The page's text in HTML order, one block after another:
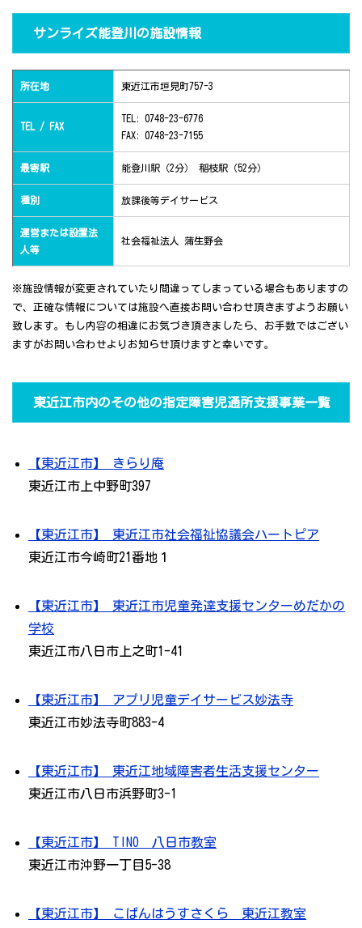
サンライズ能登川の施設情報
所在地 東近江市垣見町757-3
TEL / FAX
TEL: 0748-23-6776
FAX: 0748-23-7155
最寄駅 能登川駅（2分） 稲枝駅（52分）
種別 放課後等デイサービス
運営または設置法
人等
社会福祉法人 蒲生野会
※施設情報が変更されていたり間違ってしまっている場合もありますの
で、正確な情報については施設へ直接お問い合わせ頂きますようお願い
致します。もし内容の相違にお気づき頂きましたら、お手数ではござい
ますがお問い合わせよりお知らせ頂けますと幸いです。
東近江市内のその他の指定障害児通所支援事業一覧
【東近江市】 きらり庵
東近江市上中野町397
【東近江市】 東近江市社会福祉協議会ハートピア
東近江市今崎町21番地１
【東近江市】 東近江市児童発達支援センターめだかの
学校
東近江市八日市上之町1-41
【東近江市】 アプリ児童デイサービス妙法寺
東近江市妙法寺町883-4
【東近江市】 東近江地域障害者生活支援センター
東近江市八日市浜野町3-1
【東近江市】 TINO 八日市教室
東近江市沖野一丁目5-38
【東近江市】 こぱんはうすさくら 東近江教室